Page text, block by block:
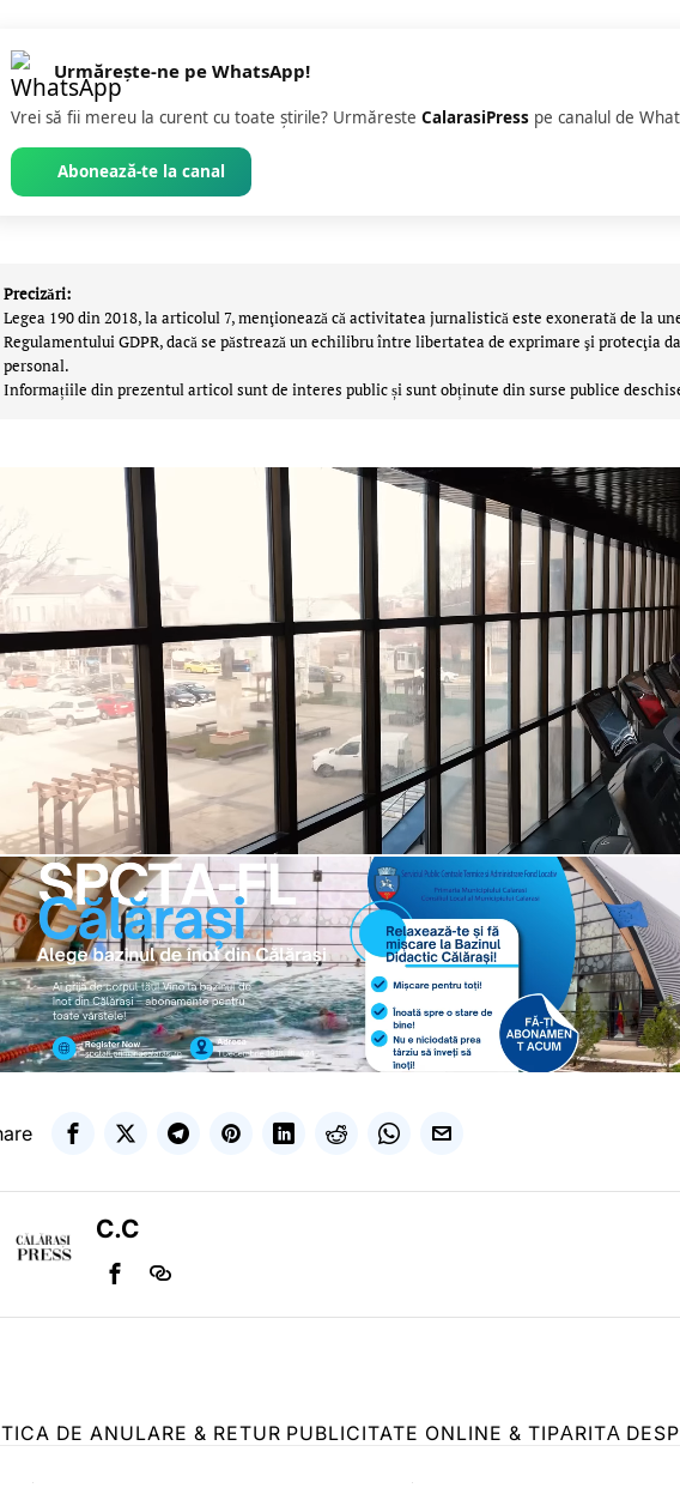
Urmărește-ne pe WhatsApp!
Vrei să fii mereu la curent cu toate știrile? Urmăreste CalarasiPress pe canalul de
Abonează-te la canal
Precizări:
Legea 190 din 2018, la articolul 7, menţionează că activitatea jurnalistică este exonerată de la
Regulamentului GDPR, dacă se păstrează un echilibru între libertatea de exprimare şi protecţia
personal.
Informațiile din prezentul articol sunt de interes public și sunt obținute din surse publice
C.C
DE ANULARE & RETUR PUBLICITATE ONLINE & TIPĂRITĂ